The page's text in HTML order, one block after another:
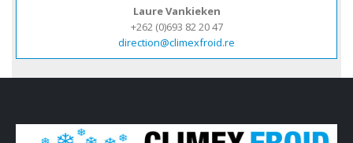
Laure Vankieken
+262 (0)693 82 20 47
direction@climexfroid.re